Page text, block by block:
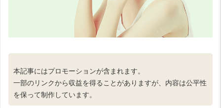
本記事にはプロモーションが含まれます。
一部のリンクから収益を得ることがありますが、内容は公平性
を保って制作しています。